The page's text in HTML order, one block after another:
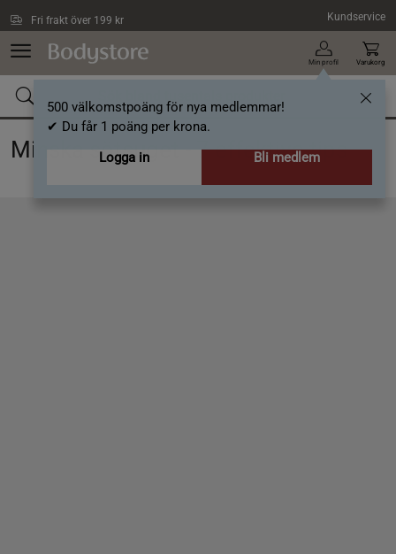
Fri frakt över 199 kr Kundservice
Min profil
500 välkomstpoäng för nya medlemmar!
✔ Du får 1 poäng per krona.
Logga in
Bli medlem
Varukorg
Minska sötsuget - 7 effektiva tips